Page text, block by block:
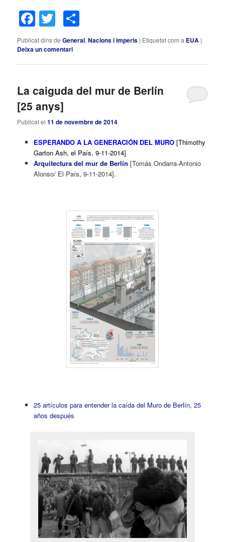
Facebook
Twitter
Publicat dins de General,Nacions i imperis | Etiquetat com a EUA |
Deixa un comentari
La caiguda del mur de Berlín
[25 anys]
Publicat el11 de novembre de 2014
ESPERANDO A LA GENERACIÓN DEL MURO [Thimothy
Garton Ash, el País, 9-11-2014]
Arquitectura del mur de Berlín [Tomás Ondarra-Antonio
Alonso/ El País, 9-11-2014].
25 artículos para entender la caída del Muro de Berlín, 25
años después